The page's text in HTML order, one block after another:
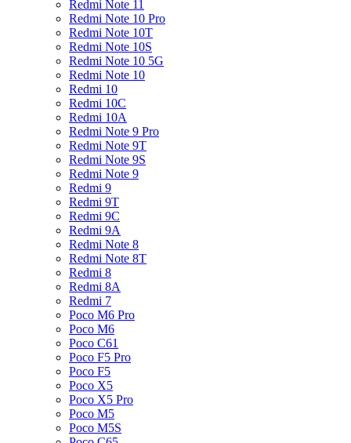
Redmi Note 11
Redmi Note 10 Pro
Redmi Note 10T
Redmi Note 10S
Redmi Note 10 5G
Redmi Note 10
Redmi 10
Redmi 10C
Redmi 10A
Redmi Note 9 Pro
Redmi Note 9T
Redmi Note 9S
Redmi Note 9
Redmi 9
Redmi 9T
Redmi 9C
Redmi 9A
Redmi Note 8
Redmi Note 8T
Redmi 8
Redmi 8A
Redmi 7
Poco M6 Pro
Poco M6
Poco C61
Poco F5 Pro
Poco F5
Poco X5
Poco X5 Pro
Poco M5
Poco M5S